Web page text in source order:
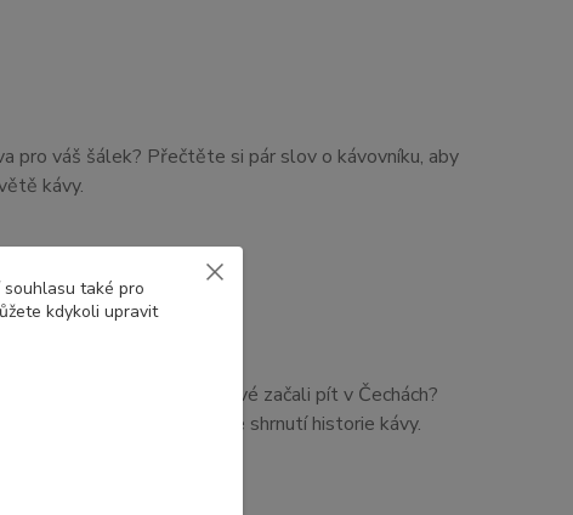
pro váš šálek? Přečtěte si pár slov o kávovníku, aby
kávy.
Víte, kdy jsme ji poprvé začali pít v Čechách?
koukněte na naše krátké shrnutí historie kávy.
také pro
kdykoli upravit